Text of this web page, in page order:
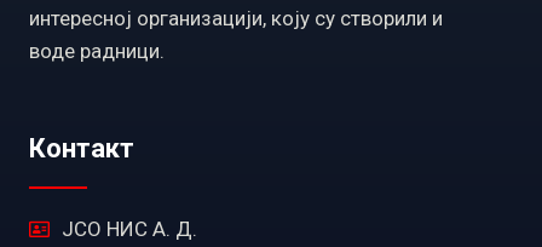
интересној организацији, коју су створили и
воде радници.
Контакт
ЈСО НИС А. Д.